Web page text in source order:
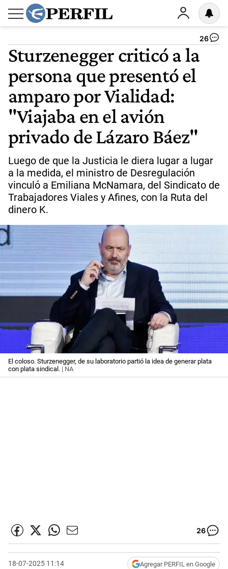
26
Sturzenegger criticó a la
persona que presentó el
amparo por Vialidad:
"Viajaba en el avión
privado de Lázaro Báez"
Luego de que la Justicia le diera lugar a lugar
a la medida, el ministro de Desregulación
vinculó a Emiliana McNamara, del Sindicato de
Trabajadores Viales y Afines, con la Ruta del
dinero K.
El coloso. Sturzenegger, de su laboratorio partió la idea de generar plata
con plata sindical. | NA
26
18-07-2025 11:14 Agregar PERFIL en Google